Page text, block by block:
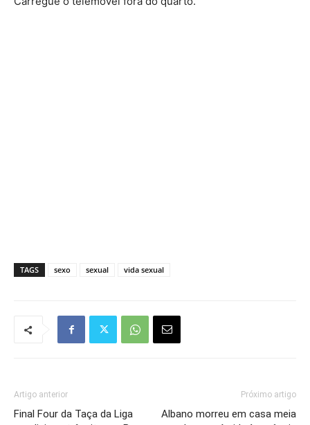
TAGS sexo sexual vida sexual
Artigo anterior
Final Four da Taça da Liga
Próximo artigo
Albano morreu em casa meia